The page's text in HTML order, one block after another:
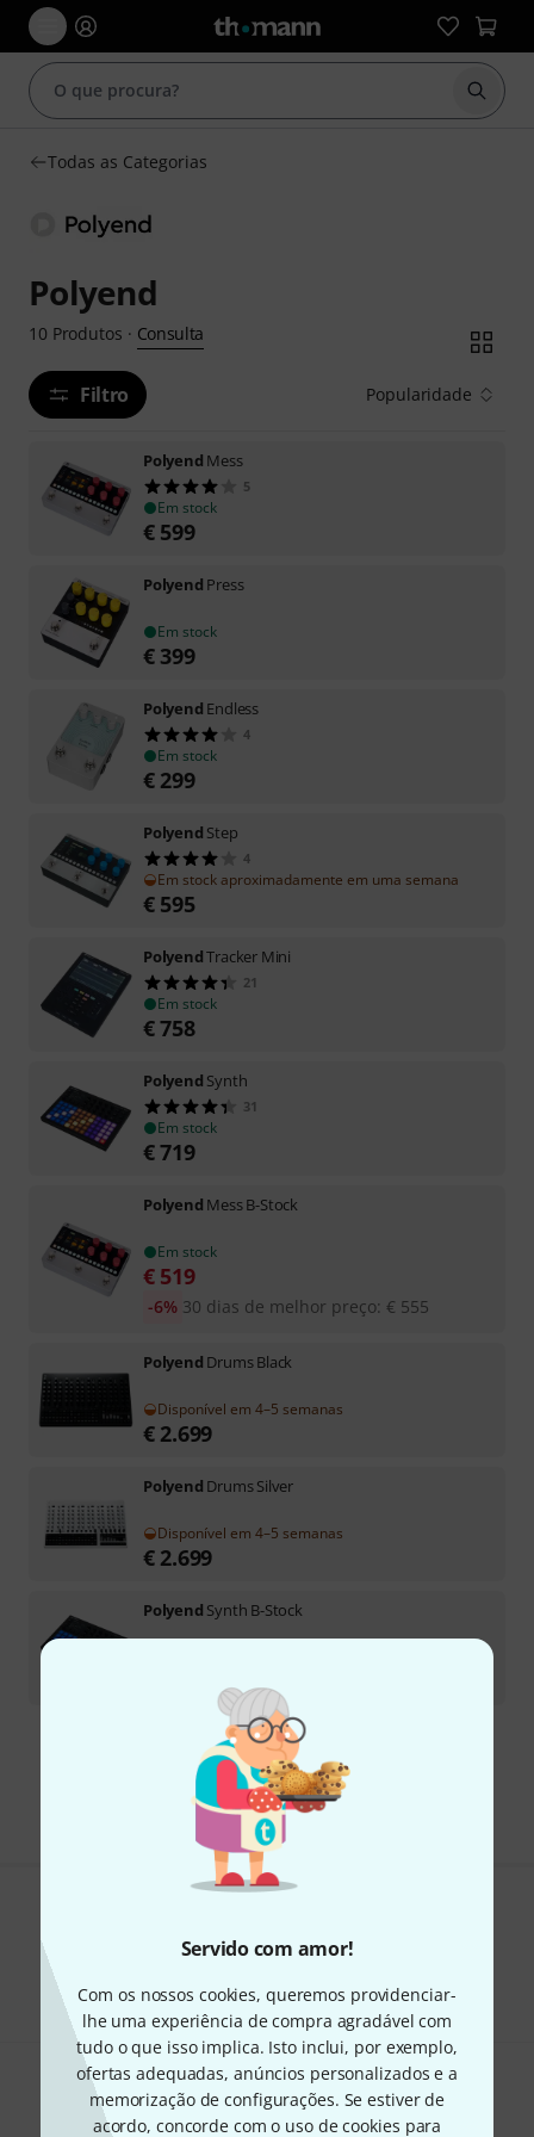
Servido com amor!
Com os nossos cookies, queremos providenciar-
lhe uma experiência de compra agradável com
tudo o que isso implica. Isto inclui, por exemplo,
ofertas adequadas, anúncios personalizados e a
memorização de configurações. Se estiver de
acordo, concorde com o uso de cookies para
Iniciar
Todas as Categorias
Polyend
10 Produtos · Consulta
Filtro Popularidade
Polyend Mess
5
Em stock
€ 599
Polyend Press
Em stock
€ 399
Polyend Endless
4
Em stock
€ 299
Polyend Step
4
Em stock aproximadamente em uma semana
€ 595
PolyendTracker Mini
21
Em stock
€758
Polyend Synth
31
Em stock
€719
Polyend Mess B-Stock
Em stock
€ 519
30 dias de melhor preço: € 555
-6%
Polyend Drums Black
Disponível em 4–5 semanas
€ 2.699
Polyend Drums Silver
Disponível em 4–5 semanas
€ 2.699
Polyend Synth B-Stock
Frete grátis a partir de € 199
Todos os preços incl. IVA